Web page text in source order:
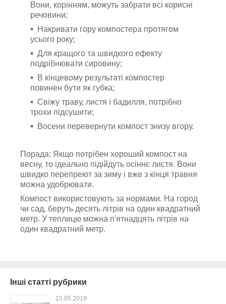
Вони, корінням, можуть забрати всі корисні
речовини;
Накривати гору компостера протягом
усього року;
Для кращого та швидкого ефекту
подрібнювати сировину;
В кінцевому результаті компостер
повинен бути як губка;
Свіжу траву, листя і бадилля, потрібно
трохи підсушити;
Восени перевернути компост знизу вгору.
Порада: Якщо потрібен хороший компост на
весну, то ідеально підійдуть осіннє листя. Вони
швидко перепреют за зиму і вже з кінця травня
можна удобрювати.
Компост використовують за нормами. На город
чи сад, беруть десять літрів на один квадратний
метр. У теплицю можна п'ятнадцять літрів на
один квадратний метр.
Інші статті рубрики
15.05.2019